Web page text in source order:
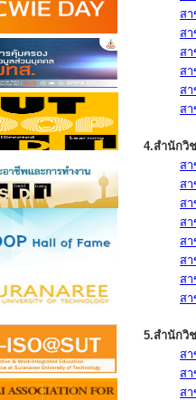
สา
สา
สา
ส
สา
ส
4.สำนักวิ
สา
ส
สา
สา
ส
สา
สา
ส
5.สำนักวิ
สา
ส
ส